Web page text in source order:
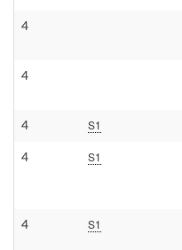
4
4
4 S1
4 S1
4 S1